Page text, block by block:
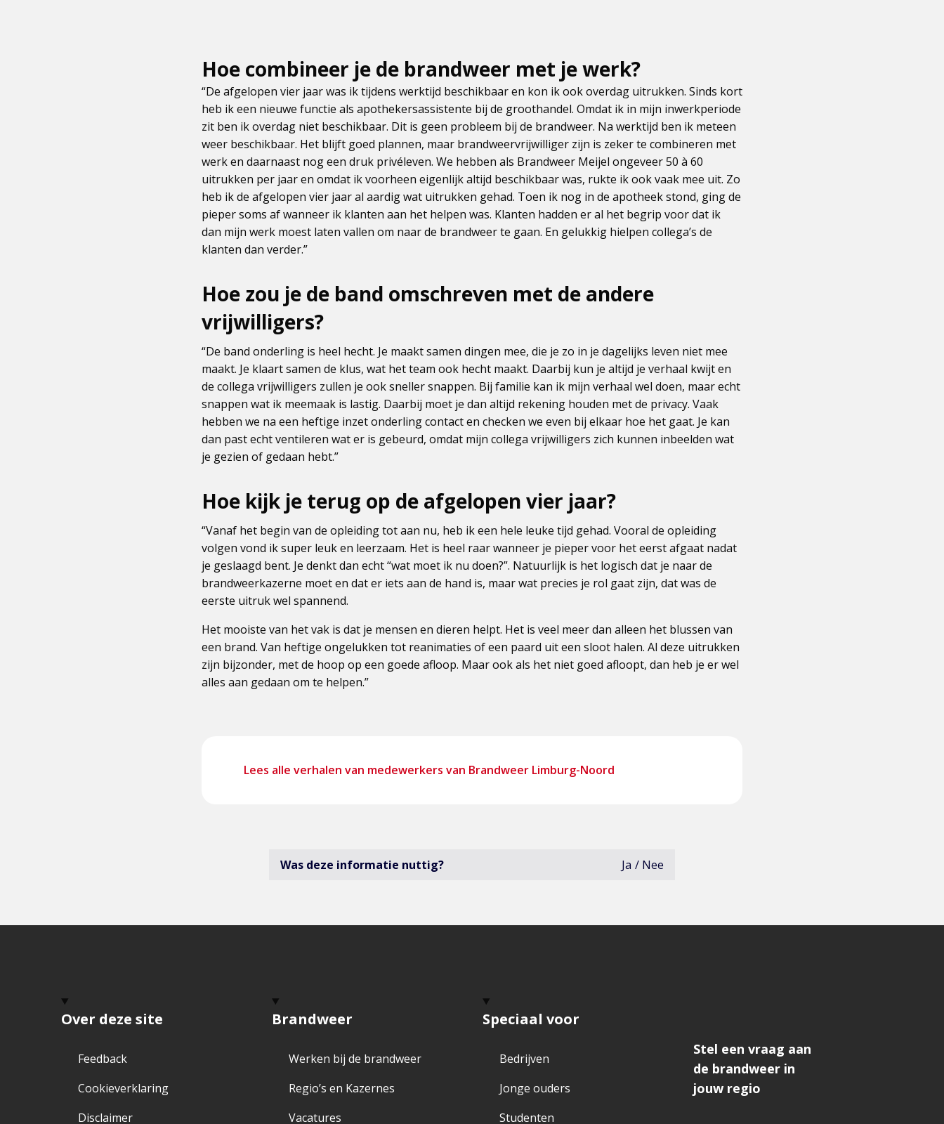
Hoe combineer je de brandweer met je werk?
“De afgelopen vier jaar was ik tijdens werktijd beschikbaar en kon ik ook overdag uitrukken. Sinds kort
heb ik een nieuwe functie als apothekersassistente bij de groothandel. Omdat ik in mijn inwerkperiode
zit ben ik overdag niet beschikbaar. Dit is geen probleem bij de brandweer. Na werktijd ben ik meteen
weer beschikbaar. Het blijft goed plannen, maar brandweervrijwilliger zijn is zeker te combineren met
werk en daarnaast nog een druk privéleven. We hebben als Brandweer Meijel ongeveer 50 à 60
uitrukken per jaar en omdat ik voorheen eigenlijk altijd beschikbaar was, rukte ik ook vaak mee uit. Zo
heb ik de afgelopen vier jaar al aardig wat uitrukken gehad. Toen ik nog in de apotheek stond, ging de
pieper soms af wanneer ik klanten aan het helpen was. Klanten hadden er al het begrip voor dat ik
dan mijn werk moest laten vallen om naar de brandweer te gaan. En gelukkig hielpen collega’s de
klanten dan verder.”
Hoe zou je de band omschreven met de andere
vrijwilligers?
“De band onderling is heel hecht. Je maakt samen dingen mee, die je zo in je dagelijks leven niet mee
maakt. Je klaart samen de klus, wat het team ook hecht maakt. Daarbij kun je altijd je verhaal kwijt en
de collega vrijwilligers zullen je ook sneller snappen. Bij familie kan ik mijn verhaal wel doen, maar echt
snappen wat ik meemaak is lastig. Daarbij moet je dan altijd rekening houden met de privacy. Vaak
hebben we na een heftige inzet onderling contact en checken we even bij elkaar hoe het gaat. Je kan
dan past echt ventileren wat er is gebeurd, omdat mijn collega vrijwilligers zich kunnen inbeelden wat
je gezien of gedaan hebt.”
Hoe kijk je terug op de afgelopen vier jaar?
“Vanaf het begin van de opleiding tot aan nu, heb ik een hele leuke tijd gehad. Vooral de opleiding
volgen vond ik super leuk en leerzaam. Het is heel raar wanneer je pieper voor het eerst afgaat nadat
je geslaagd bent. Je denkt dan echt “wat moet ik nu doen?”. Natuurlijk is het logisch dat je naar de
brandweerkazerne moet en dat er iets aan de hand is, maar wat precies je rol gaat zijn, dat was de
eerste uitruk wel spannend.
Het mooiste van het vak is dat je mensen en dieren helpt. Het is veel meer dan alleen het blussen van
een brand. Van heftige ongelukken tot reanimaties of een paard uit een sloot halen. Al deze uitrukken
zijn bijzonder, met de hoop op een goede afloop. Maar ook als het niet goed afloopt, dan heb je er wel
alles aan gedaan om te helpen.”
Lees alle verhalen van medewerkers van Brandweer Limburg-Noord
Was deze informatie nuttig? Ja Nee
Over deze site
Feedback
Cookieverklaring
Disclaimer
Brandweer
Werken bij de brandweer
Regio’s en Kazernes
Vacatures
Speciaal voor
Bedrijven
Jonge ouders
Studenten
Stel een vraag aan
de brandweer in
jouw regio